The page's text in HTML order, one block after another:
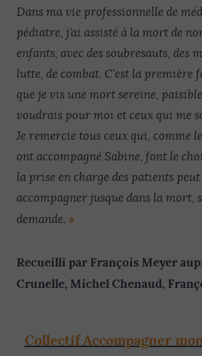
Dans ma vie professionnelle de
pédiatre, j’ai assisté à la mort de
enfants, avec des soubresauts, des
lutte, de combat. C’est la première
que je vis une mort sereine,
voudrais pour moi et ceux qui me
Je remercie tous ceux qui, comme
ont accompagné Sabine, font le
la prise en charge des patients
accompagner jusque dans la mort,
demande. »
Recueilli par François Meyer
Crunelle, Michel Chenaud,
Collectif Accompagner